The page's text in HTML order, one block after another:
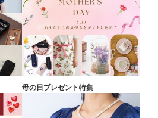
母の日プレゼント特集